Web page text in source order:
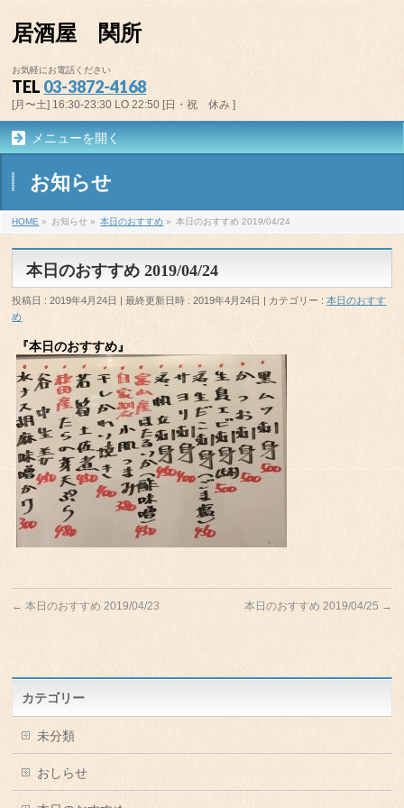
居酒屋 関所
お気軽にお電話ください
TEL 03-3872-4168
[月〜土] 16:30-23:30 LO 22:50 [日・祝 休み ]
メニューを開く
お知らせ
HOME » お知らせ » 本日のおすすめ » 本日のおすすめ 2019/04/24
本日のおすすめ 2019/04/24
投稿日 : 2019年4月24日 最終更新日時 : 2019年4月24日 カテゴリー :本日のおすす
め
『本日のおすすめ』
← 本日のおすすめ 2019/04/23 本日のおすすめ 2019/04/25 →
カテゴリー
未分類
おしらせ